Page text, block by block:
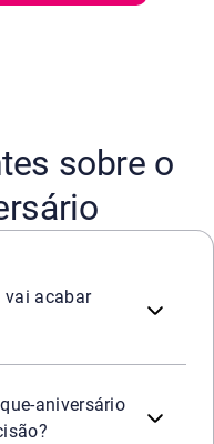
sobre o
vai acabar
aniversário